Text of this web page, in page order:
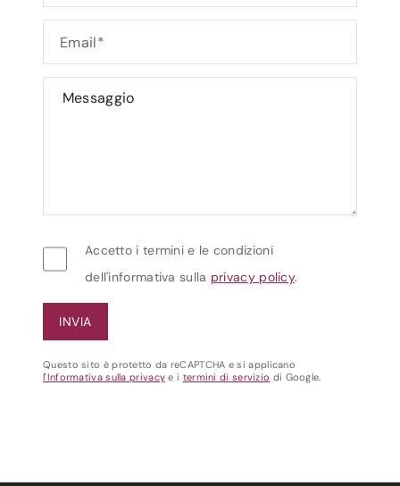
Accetto i termini e le condizioni
dell'informativa sulla privacy policy.
Questo sito è protetto da reCAPTCHA e si applicano
l'Informativa sulla privacy e i termini di servizio di Google.